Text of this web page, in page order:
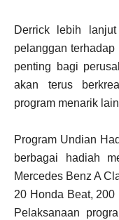
Derrick lebih
pelanggan
penting bagi
akan terus
program menarik
Program Undian
berbagai hadiah
Mercedes Benz A
20 Honda Beat,
Pelaksanaan